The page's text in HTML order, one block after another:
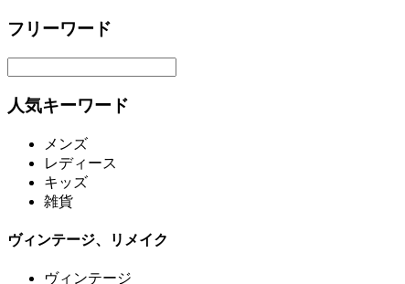
フリーワード
人気キーワード
メンズ
レディース
キッズ
雑貨
ヴィンテージ、リメイク
ヴィンテージ